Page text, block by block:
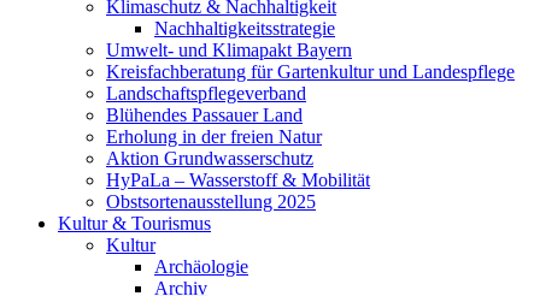
Klimaschutz & Nachhaltigkeit
Nachhaltigkeitsstrategie
Umwelt- und Klimapakt Bayern
Kreisfachberatung für Gartenkultur und Landespflege
Landschaftspflegeverband
Blühendes Passauer Land
Erholung in der freien Natur
Aktion Grundwasserschutz
HyPaLa – Wasserstoff & Mobilität
Obstsortenausstellung 2025
Kultur & Tourismus
Kultur
Archäologie
Archiv